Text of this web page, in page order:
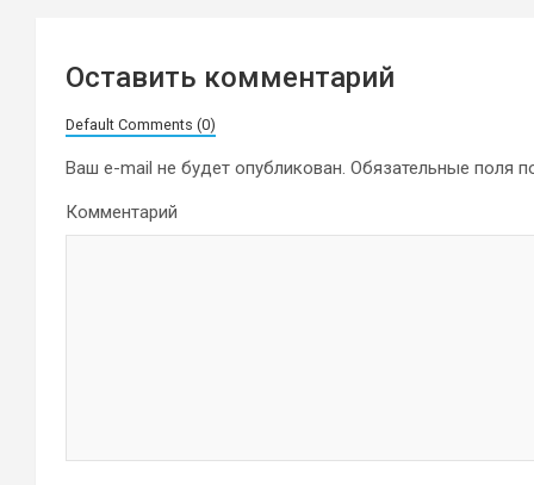
Оставить комментарий
Default Comments (0)
Ваш e-mail не будет опубликован. Обязательные поля
Комментарий